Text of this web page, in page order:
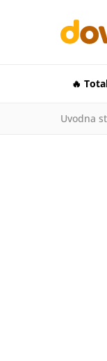
🔥
Uvodna